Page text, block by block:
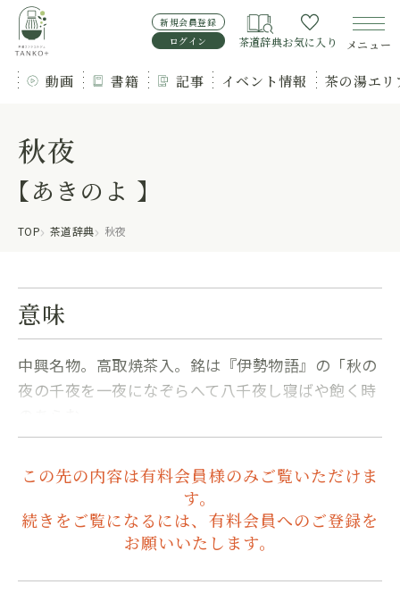
新規会員登録
ログイン
茶道辞典お気に入り メニュー
動画 書籍 記事 イベント情報 茶の湯エ
秋夜
【あきのよ 】
TOP 茶道辞典 秋夜
意味
中興名物。高取焼茶入。銘は『伊勢物語』の「秋の
夜の千夜を一夜になぞらへて八千夜し寝ばや飽く時
この先の内容は有料会員様のみご覧いただけま
す。
続きをご覧になるには、有料会員へのご登録を
お願いいたします。